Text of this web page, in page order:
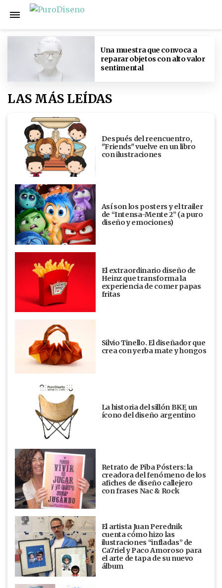
Una muestra que convoca a
reparar objetos con alto valor
sentimental
LAS MÁS LEÍDAS
Después del reencuentro,
"Friends" vuelve en un libro
con ilustraciones
Así son los posters y el trailer
de “Intensa-Mente 2” (a puro
diseño y emociones)
El extraordinario diseño de
Heinz que transforma la
experiencia de comer papas
fritas
Silvio Tinello. El diseñador que
crea con yerba mate y hongos
La historia del sillón BKF, un
ícono del diseño argentino
Retrato de Piba Pósters: la
creadora del fenómeno de los
afiches de diseño callejero
con frases Nac & Rock
El artista Juan Perednik
cuenta cómo hizo las
ilustraciones “infladas” de
Ca7riel y Paco Amoroso para
el arte de tapa de su nuevo
álbum